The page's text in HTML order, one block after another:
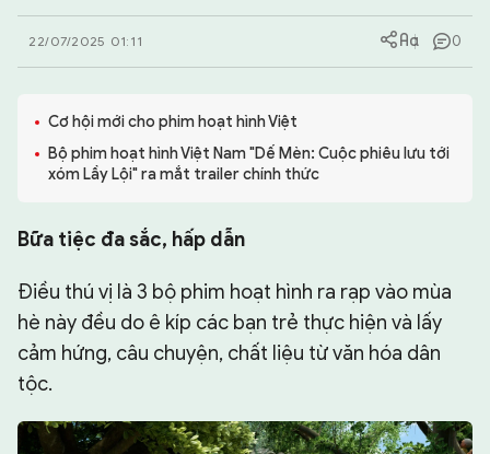
TƯ LIỆU
22/07/2025 01:11 0
Cơ hội mới cho phim hoạt hình Việt
Bộ phim hoạt hình Việt Nam "Dế Mèn: Cuộc phiêu lưu tới
xóm Lầy Lội" ra mắt trailer chính thức
Bữa tiệc đa sắc, hấp dẫn
Điều thú vị là 3 bộ phim hoạt hình ra rạp vào mùa
hè này đều do ê kíp các bạn trẻ thực hiện và lấy
cảm hứng, câu chuyện, chất liệu từ văn hóa dân
tộc.